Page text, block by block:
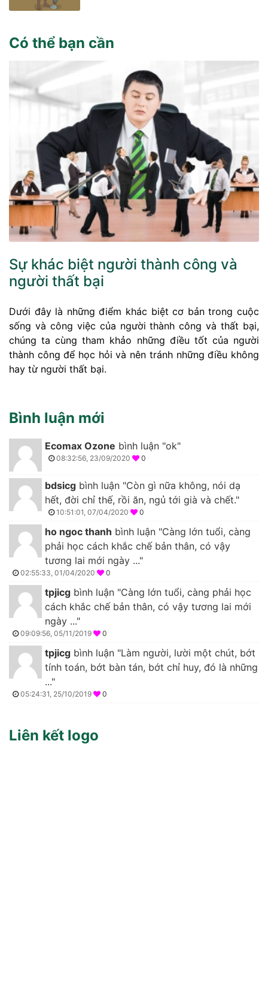
Có thể bạn cần
Sự khác biệt người thành công và
người thất bại
Dưới đây là những điểm khác biệt cơ bản trong cuộc
sống và công việc của người thành công và thất bại,
chúng ta cùng tham khảo những điều tốt của người
thành công để học hỏi và nên tránh những điều không
hay từ người thất bại.
Bình luận mới
Ecomax Ozone bình luận "ok"
08:32:56, 23/09/2020 0
bdsicg bình luận "Còn gì nữa không, nói dạ
hết, đời chỉ thế, rồi ăn, ngủ tới già và chết."
10:51:01, 07/04/2020 0
ho ngoc thanh bình luận "Càng lớn tuổi, càng
phải học cách khắc chế bản thân, có vậy
tương lai mới ngày ..."
02:55:33, 01/04/2020 0
tpjicg bình luận "Càng lớn tuổi, càng phải học
cách khắc chế bản thân, có vậy tương lai mới
ngày ..."
09:09:56, 05/11/2019 0
tpjicg bình luận "Làm người, lười một chút, bớt
tính toán, bớt bàn tán, bớt chỉ huy, đó là những
..."
05:24:31, 25/10/2019 0
Liên kết logo